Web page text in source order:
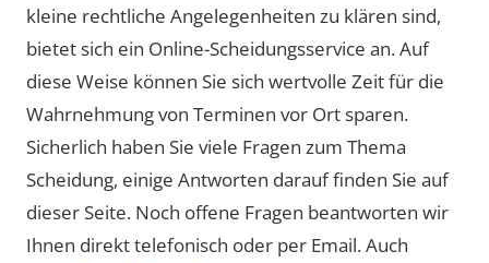
kleine rechtliche Angelegenheiten zu klären sind,
bietet sich ein Online-Scheidungsservice an. Auf
diese Weise können Sie sich wertvolle Zeit für die
Wahrnehmung von Terminen vor Ort sparen.
Sicherlich haben Sie viele Fragen zum Thema
Scheidung, einige Antworten darauf finden Sie auf
dieser Seite. Noch offene Fragen beantworten wir
Ihnen direkt telefonisch oder per Email. Auch